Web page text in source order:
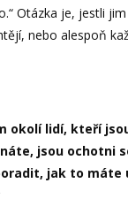
Otázka je, jestli
nebo alespoň
okolí lidí, kteří
jsou ochotni
jak to